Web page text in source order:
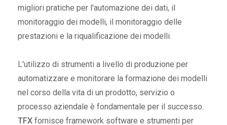
migliori pratiche per l'automazione dei dati, il
monitoraggio dei modelli, il monitoraggio delle
prestazioni e la riqualificazione dei modelli.
L'utilizzo di strumenti a livello di produzione per
automatizzare e monitorare la formazione dei modelli
nel corso della vita di un prodotto, servizio o
processo aziendale è fondamentale per il successo.
TFX fornisce framework software e strumenti per